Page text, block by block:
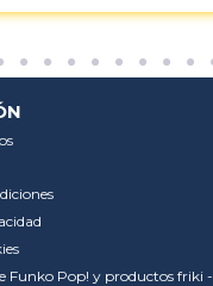
Funko Pop! y productos friki